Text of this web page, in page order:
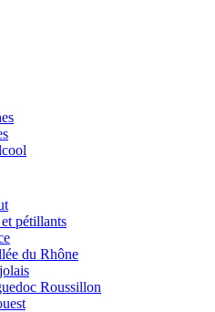
pétillants
du Rhône
Roussillon